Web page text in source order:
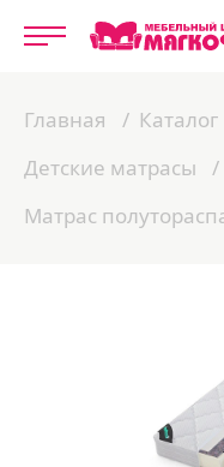
Главная Каталог
Детские матрасы
Матрас